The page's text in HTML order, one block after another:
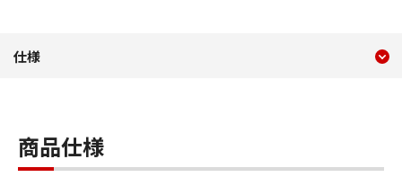
仕様 EF16-35mm F2.8L
仕様
商品仕様